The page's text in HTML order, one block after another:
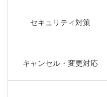
セキュリティ対策
キャンセル・変更対応